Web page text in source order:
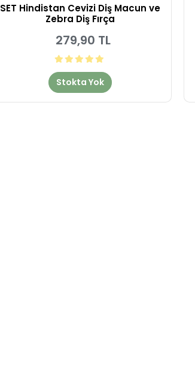
SET Hindistan Cevizi Diş Macun ve
Zebra Diş Fırça
279,90 TL
Stokta Yok